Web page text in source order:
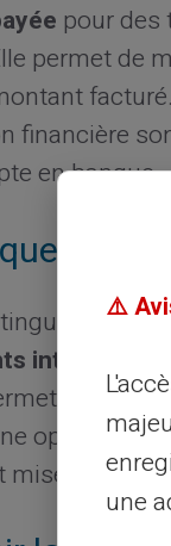
pour des
permet de
financière
en banque.
clés
par sa
de faire
option de
mise à
⚠️
une